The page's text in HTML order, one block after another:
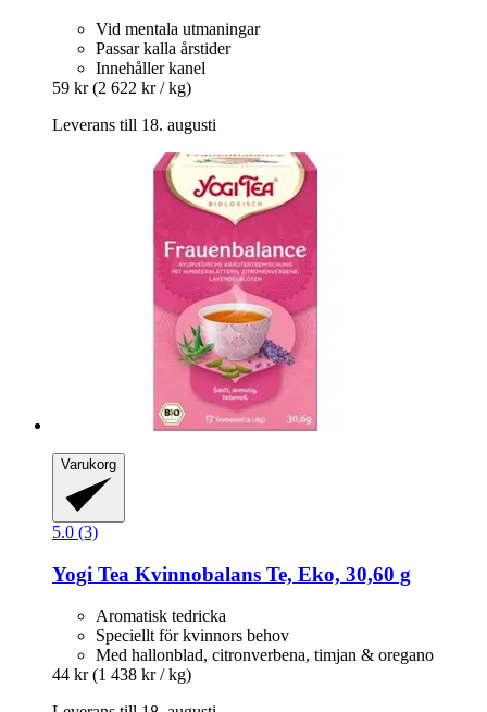
Vid mentala utmaningar
Passar kalla årstider
Innehåller kanel
59 kr (2 622 kr / kg)
Leverans till 18. augusti
Varukorg
5.0 (3)
Yogi Tea Kvinnobalans Te, Eko, 30,60 g
Aromatisk tedricka
Speciellt för kvinnors behov
Med hallonblad, citronverbena, timjan & oregano
44 kr (1 438 kr / kg)